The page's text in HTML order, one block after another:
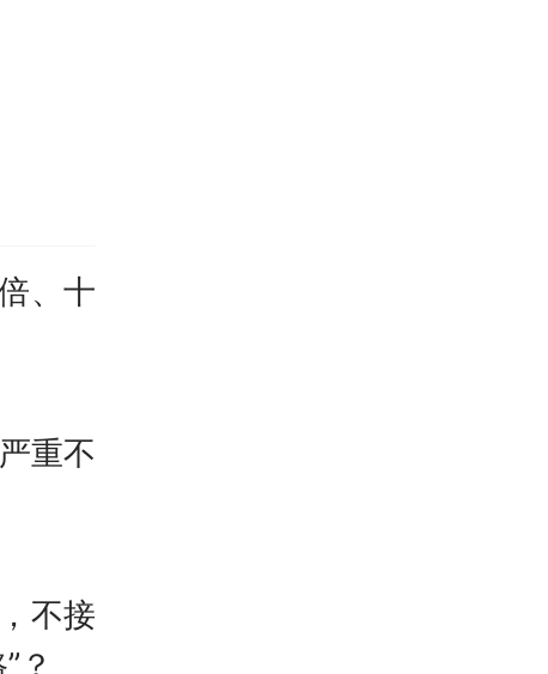
集
，
、AI
率
北
液
业
的概
、十
重不
不接
？